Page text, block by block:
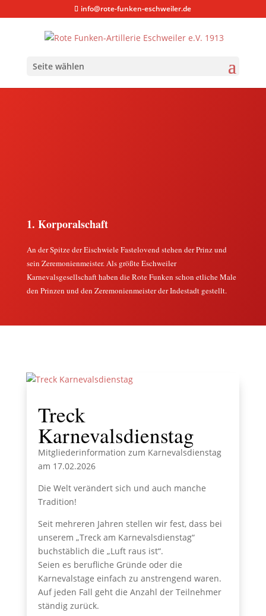
info@rote-funken-eschweiler.de
Seite wählen
1. Korporalschaft
An der Spitze der Eischwiele Fastelovend stehen der Prinz und
sein Zeremonienmeister. Als größte Eschweiler
Karnevalsgesellschaft haben die Rote Funken schon etliche Male
den Prinzen und den Zeremonienmeister der Indestadt gestellt.
Treck
Karnevalsdienstag
Mitgliederinformation zum Karnevalsdienstag
am 17.02.2026
Die Welt verändert sich und auch manche
Tradition!
Seit mehreren Jahren stellen wir fest, dass bei
unserem „Treck am Karnevalsdienstag“
buchstäblich die „Luft raus ist“.
Seien es berufliche Gründe oder die
Karnevalstage einfach zu anstrengend waren.
Auf jeden Fall geht die Anzahl der Teilnehmer
ständig zurück.